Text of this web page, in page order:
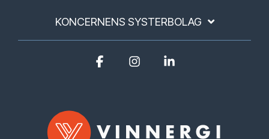
KONCERNENS SYSTERBOLAG
FacebookInstagram